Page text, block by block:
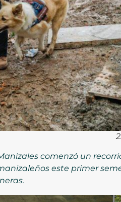
comenzó un
este primer